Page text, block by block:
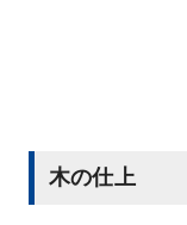
木の仕上